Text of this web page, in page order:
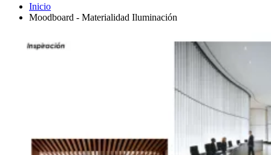
Inicio
Moodboard - Materialidad Iluminación